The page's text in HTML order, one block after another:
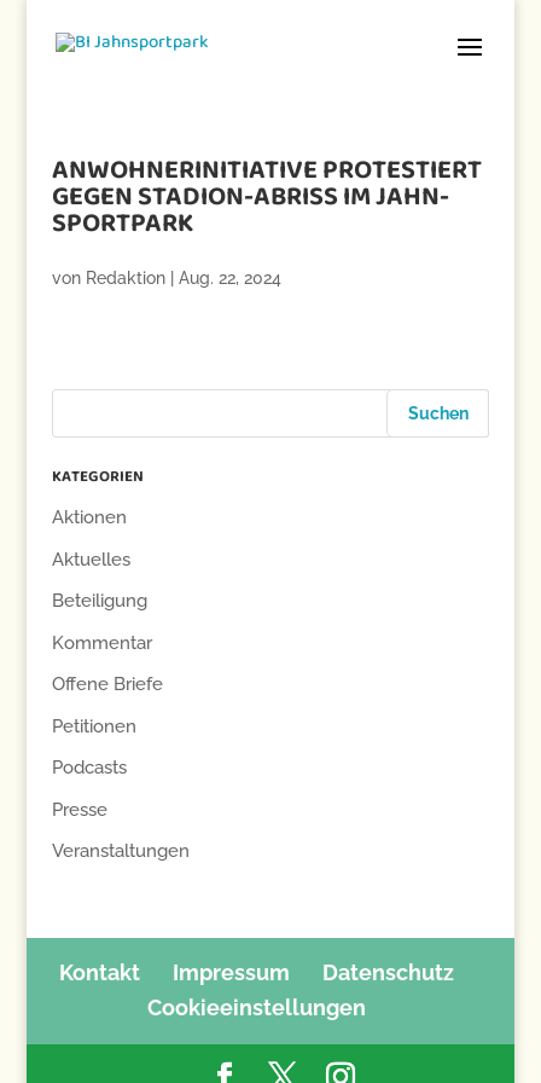
ANWOHNERINITIATIVE PROTESTIERT
GEGEN STADION-ABRISS IM JAHN-
SPORTPARK
von Redaktion| Aug. 22, 2024
KATEGORIEN
Aktionen
Aktuelles
Beteiligung
Kommentar
Offene Briefe
Petitionen
Podcasts
Presse
Veranstaltungen
Kontakt Impressum
Datenschutz
Cookieeinstellungen